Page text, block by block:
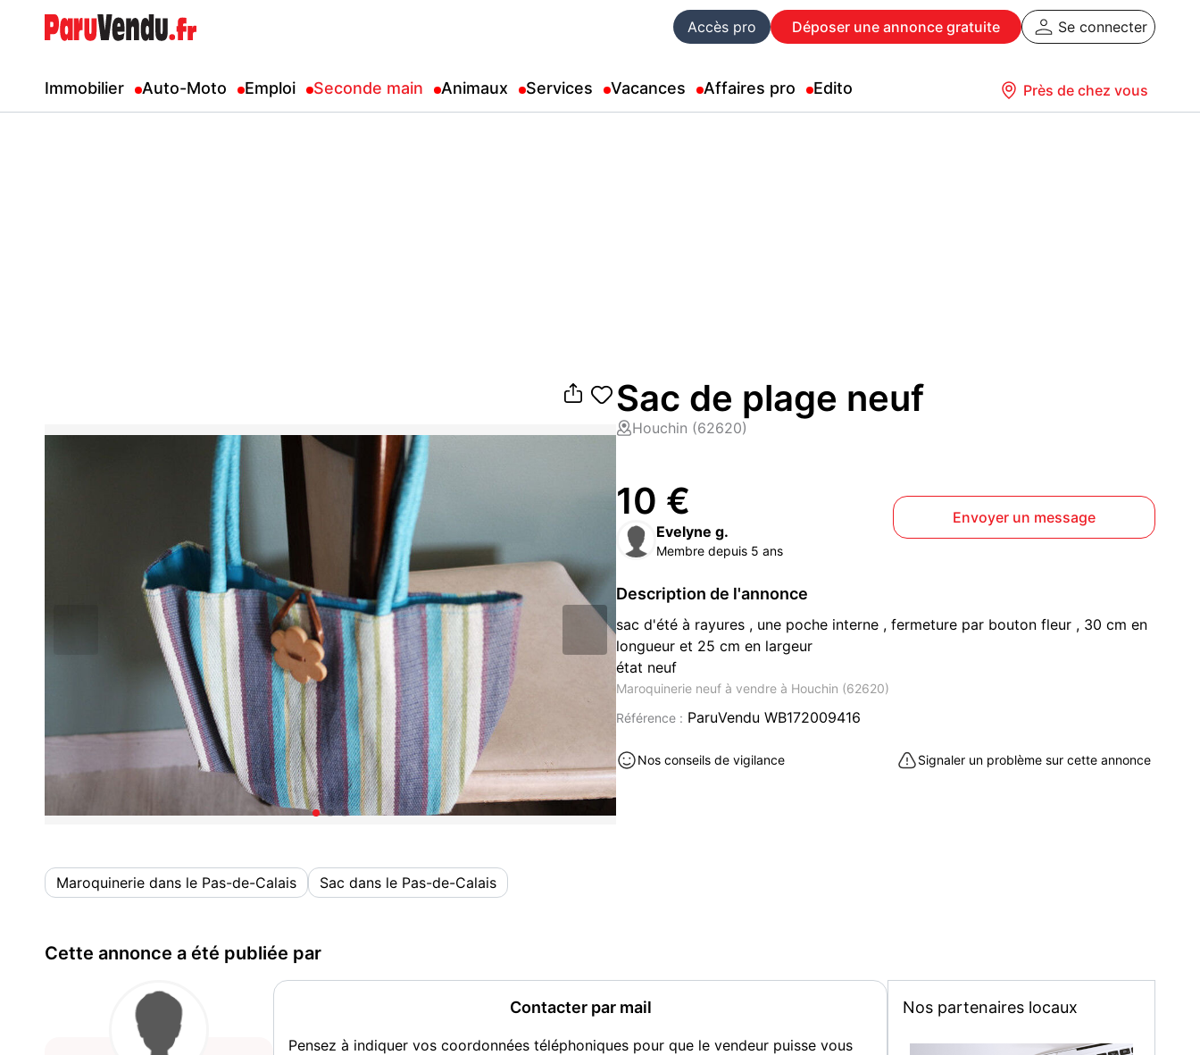
Accès pro Déposer une annonce gratuite Se connecter
Immobilier Auto-Moto Emploi Seconde main Animaux Services Vacances Affaires pro Edito Près de chez vous
Sac de plage neuf
Houchin (62620)
10 €
Evelyne g.
Membre depuis 5 ans
Envoyer un message
Description de l'annonce
sac d'été à rayures , une poche interne , fermeture par bouton fleur , 30 cm en
longueur et 25 cm en largeur
état neuf
Maroquinerie neuf à vendre à Houchin (62620)
Référence : ParuVendu WB172009416
Nos conseils de vigilance Signaler un problème sur cette annonce
Maroquinerie dans le Pas-de-Calais Sac dans le Pas-de-Calais
Cette annonce a été publiée par
Contacter par mail
Pensez à indiquer vos coordonnées téléphoniques pour que le vendeur puisse vous
Nos partenaires locaux